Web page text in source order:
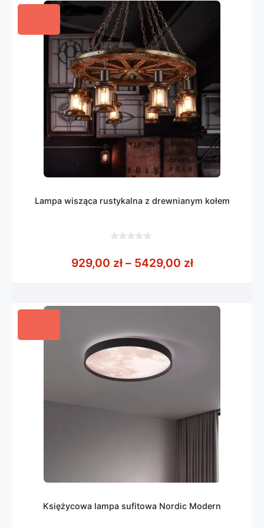
Lampa wisząca rustykalna z drewnianym kołem
5
929,00 zł – 5429,00 złZakres cen:
Księżycowa lampa sufitowa Nordic Modern